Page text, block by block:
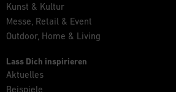
Kunst & Kultur
Messe, Retail & Event
Outdoor, Home & Living
Lass Dich inspirieren
Aktuelles
Beispiele